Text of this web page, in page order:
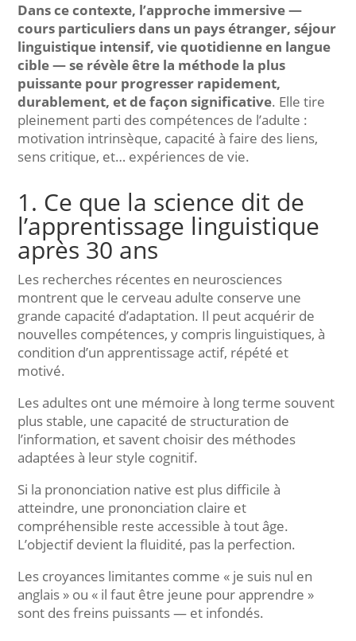
Dans ce contexte, l’approche immersive —
cours particuliers dans un pays étranger, séjour
linguistique intensif, vie quotidienne en langue
cible — se révèle être la méthode la plus
puissante pour progresser rapidement,
durablement, et de façon significative. Elle tire
pleinement parti des compétences de l’adulte :
motivation intrinsèque, capacité à faire des liens,
sens critique, et… expériences de vie.
1. Ce que la science dit de
l’apprentissage linguistique
après 30 ans
Les recherches récentes en neurosciences
montrent que le cerveau adulte conserve une
grande capacité d’adaptation. Il peut acquérir de
nouvelles compétences, y compris linguistiques, à
condition d’un apprentissage actif, répété et
motivé.
Les adultes ont une mémoire à long terme souvent
plus stable, une capacité de structuration de
l’information, et savent choisir des méthodes
adaptées à leur style cognitif.
Si la prononciation native est plus difficile à
atteindre, une prononciation claire et
compréhensible reste accessible à tout âge.
L’objectif devient la fluidité, pas la perfection.
Les croyances limitantes comme « je suis nul en
anglais » ou « il faut être jeune pour apprendre »
sont des freins puissants — et infondés.